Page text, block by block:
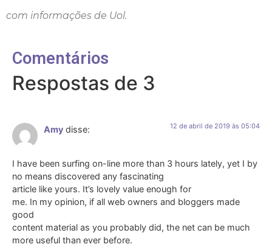
com informações de Uol.
Comentários
Respostas de 3
Amy disse: 12 de abril de 2019 às 05:04
I have been surfing on-line more than 3 hours lately, yet I by
no means discovered any fascinating
article like yours. It’s lovely value enough for
me. In my opinion, if all web owners and bloggers made
good
content material as you probably did, the net can be much
more useful than ever before.